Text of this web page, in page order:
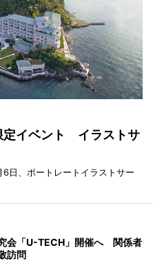
定イベント イラストサ
日、ポートレートイラストサー
会「U-TECH」開催へ 関係者
訪問